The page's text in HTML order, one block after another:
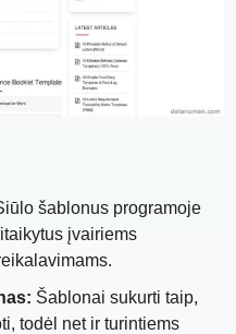
šablonus programoje
įvairiems
Šablonai sukurti taip,
todėl net ir turintiems